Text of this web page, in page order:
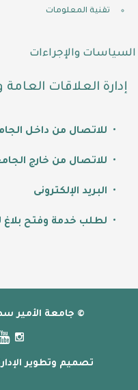
تقنية المعلومات
السياسات والإجراءات
إدارة العلاقات العامة
للاتصال من داخل
للاتصال من خارج
البريد الإلكترونى
لطلب خدمة وفتح بلاغ
© جامعة الأمير
تصميم وتطوير